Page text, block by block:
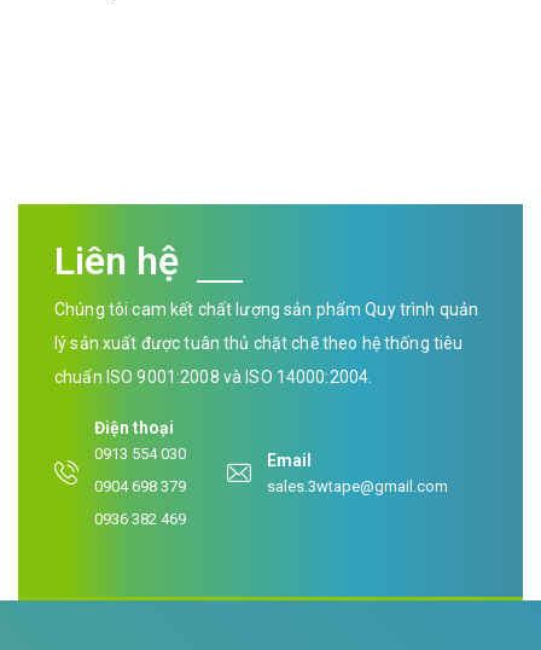
Liên hệ
Chúng tôi cam kết chất lượng sản phẩm Quy trình quản
lý sản xuất được tuân thủ chặt chẽ theo hệ thống tiêu
chuẩn ISO 9001:2008 và ISO 14000:2004.
Điện thoại
0913 554 030
0904 698 379
0936 382 469
Email
sales.3wtape@gmail.com